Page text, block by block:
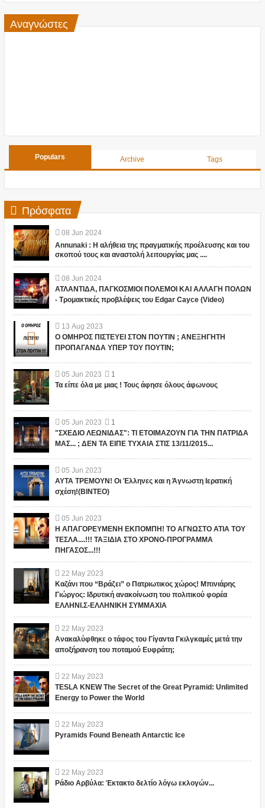
Αναγνώστες
Populars Archive Tags
Πρόσφατα
08 Jun 2024
Annunaki : Η αλήθεια της πραγματικής προέλευσης και του
σκοπού τους και αναστολή λειτουργίας μας ....
08 Jun 2024
ΑΤΛΑΝΤΙΔΑ, ΠΑΓΚΟΣΜΙΟΙ ΠΟΛΕΜΟΙ ΚΑΙ ΑΛΛΑΓΗ ΠΟΛΩΝ
- Τρομακτικές προβλέψεις του Edgar Cayce (Video)
13 Aug 2023
Ο ΟΜΗΡΟΣ ΠΙΣΤΕΥΕΙ ΣΤΟΝ ΠΟΥΤΙΝ ; ΑΝΕΞΗΓΗΤΗ
ΠΡΟΠΑΓΑΝΔΑ ΥΠΕΡ ΤΟΥ ΠΟΥΤΙΝ;
05 Jun 2023
1
Τα είπε όλα με μιας ! Τους άφησε όλους άφωνους
05 Jun 2023
1
"ΣΧΕΔΙΟ ΛΕΩΝΙΔΑΣ": ΤΙ ΕΤΟΙΜΑΖΟΥΝ ΓΙΑ ΤΗΝ ΠΑΤΡΙΔΑ
ΜΑΣ... ; ΔΕΝ ΤΑ ΕΙΠΕ ΤΥΧΑΙΑ ΣΤΙΣ 13/11/2015...
05 Jun 2023
ΑΥΤΑ ΤΡΕΜΟΥΝ! Οι Έλληνες και η Άγνωστη Ιερατική
σχέση!(ΒΙΝΤΕΟ)
05 Jun 2023
Η ΑΠΑΓΟΡΕΥΜΕΝΗ ΕΚΠΟΜΠΗ! ΤΟ ΑΓΝΩΣΤΟ ΑΤΙΑ ΤΟΥ
ΤΕΣΛΑ....!!! ΤΑΞΙΔΙΑ ΣΤΟ ΧΡΟΝΟ-ΠΡΟΓΡΑΜΜΑ
ΠΗΓΑΣΟΣ...!!!
22 May 2023
Καζάνι που “Βράζει” ο Πατριωτικος χώρος! Μπινιάρης
Γιώργος: Ιδρυτική ανακοίνωση του πολιτικού φορέα
ΕΛΛΗΝΙ.Σ-ΕΛΛΗΝΙΚΗ ΣΥΜΜΑΧΙΑ
22 May 2023
Ανακαλύφθηκε ο τάφος του Γίγαντα Γκιλγκαμές μετά την
αποξήρανση του ποταμού Ευφράτη;
22 May 2023
TESLA KNEW The Secret of the Great Pyramid: Unlimited
Energy to Power the World
22 May 2023
Pyramids Found Beneath Antarctic Ice
22 May 2023
Ράδιο Αρβύλα: Έκτακτο δελτίο λόγω εκλογών...